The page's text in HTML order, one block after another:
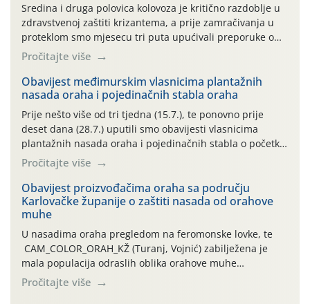
Sredina i druga polovica kolovoza je kritično razdoblje u
zdravstvenoj zaštiti krizantema, a prije zamračivanja u
proteklom smo mjesecu tri puta upućivali preporuke o
preventivnim mjerama zaštite krizantema od najčešćih
uzročnika bolesti, štetnika i fito-fagnih grinja (23.7., 14.7.,
06.7.)! Na početku ovog mjeseca je zabilježeno je
povijesno i ekstremno vruće meteorološko razdoblje, uz
najviše temperature […]
Pročitajte više
Obavijest međimurskim vlasnicima plantažnih
nasada oraha i pojedinačnih stabla oraha
Prije nešto više od tri tjedna (15.7.), te ponovno prije
deset dana (28.7.) uputili smo obavijesti vlasnicima
plantažnih nasada oraha i pojedinačnih stabla o početku
leta i ovogodišnjoj potrebi usmjerenog suzbijanja
orahove muhe (Rhagoletis completa)! Već dvanaest dana
traje drugi ovogodišnji “toplinski udar”, koji naročito
izražen zadnja šest dana (31.7.-05.8.), jer najviše
temperature zraka svakodnevno […]
Pročitajte više
Obavijest proizvođačima oraha sa području
Karlovačke županije o zaštiti nasada od orahove
muhe
U nasadima oraha pregledom na feromonske lovke, te
CAM_COLOR_ORAH_KŽ (Turanj, Vojnić) zabilježena je
mala populacija odraslih oblika orahove muhe
(Rhagoletis completa). Niska brojnost može se objasniti
činjenicom da je riječ o mladim nasadima s vrlo malim
Pročitajte više